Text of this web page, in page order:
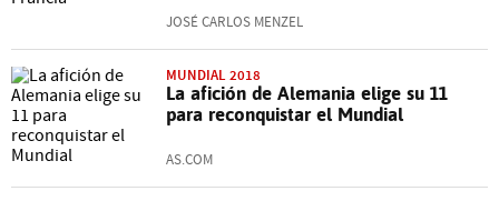
JOSÉ CARLOS MENZEL
MUNDIAL 2018
La afición de Alemania elige su 11
para reconquistar el Mundial
AS.COM